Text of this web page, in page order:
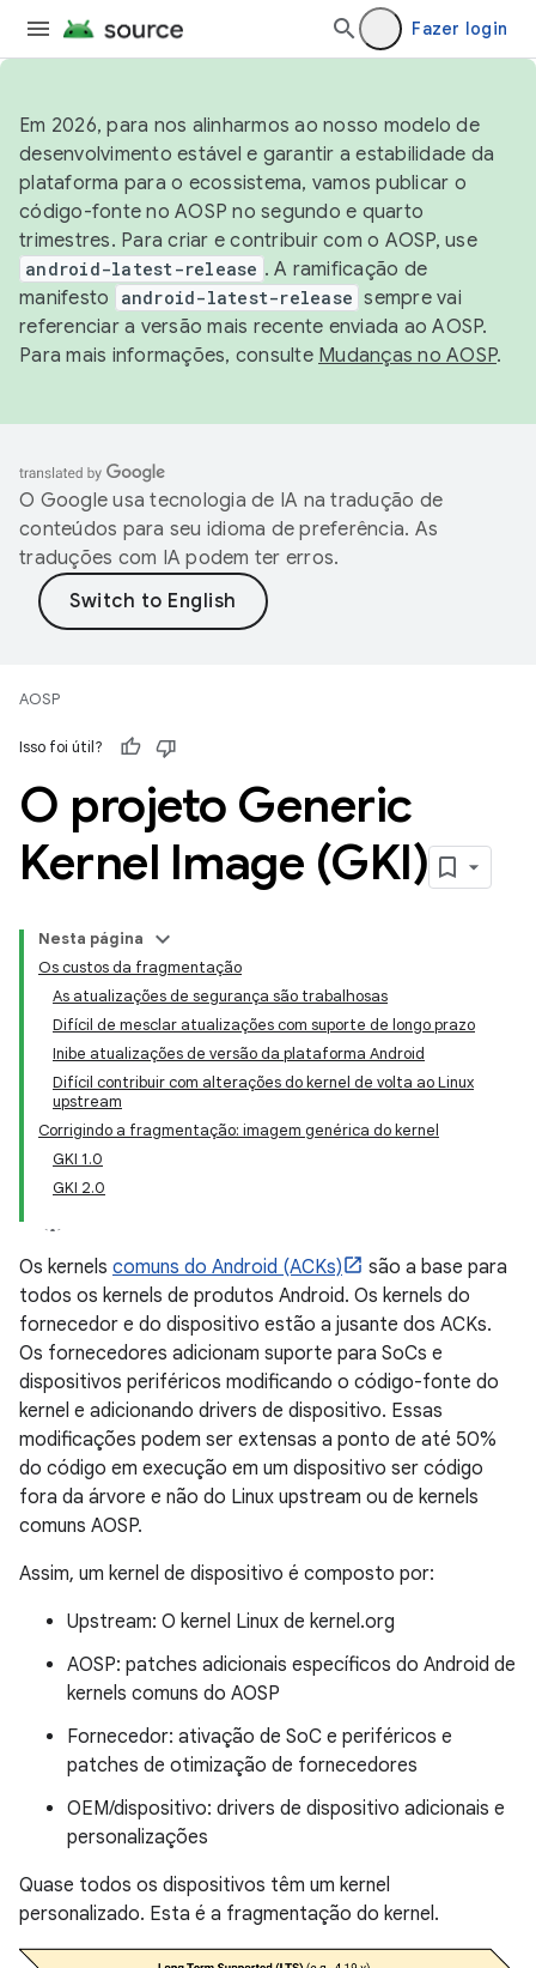
Fazer login
Em 2026, para nos alinharmos ao nosso modelo de
desenvolvimento estável e garantir a estabilidade da
plataforma para o ecossistema, vamos publicar o
código-fonte no AOSP no segundo e quarto
trimestres. Para criar e contribuir com o AOSP, use
android-latest-release . A ramificação de
manifesto
android-latest-release sempre vai
referenciar a versão mais recente enviada ao AOSP.
Para mais informações, consulte Mudanças no AOSP.
O Google usa tecnologia de IA na tradução de
conteúdos para seu idioma de preferência. As
traduções com IA podem ter erros.
AOSP
Isso foi útil?
O projeto Generic
Kernel Image (GKI)
Nesta página
Os custos da fragmentação
As atualizações de segurança são trabalhosas
Difícil de mesclar atualizações com suporte de longo prazo
Inibe atualizações de versão da plataforma Android
Difícil contribuir com alterações do kernel de volta ao Linux
upstream
Corrigindo a fragmentação: imagem genérica do kernel
GKI 1.0
GKI 2.0
Os kernels comuns do Android (ACKs)
são a base para
todos os kernels de produtos Android. Os kernels do
fornecedor e do dispositivo estão a jusante dos ACKs.
Os fornecedores adicionam suporte para SoCs e
dispositivos periféricos modificando o código-fonte do
kernel e adicionando drivers de dispositivo. Essas
modificações podem ser extensas a ponto de até 50%
do código em execução em um dispositivo ser código
fora da árvore e não do Linux upstream ou de kernels
comuns AOSP.
Assim, um kernel de dispositivo é composto por:
Upstream: O kernel Linux de kernel.org
AOSP: patches adicionais específicos do Android de
kernels comuns do AOSP
Fornecedor: ativação de SoC e periféricos e
patches de otimização de fornecedores
OEM/dispositivo: drivers de dispositivo adicionais e
personalizações
Quase todos os dispositivos têm um kernel
personalizado. Esta é a fragmentação do kernel.